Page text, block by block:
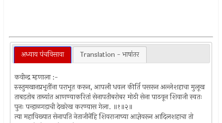
अध्याय पंचविसावा Translation - भाषांतर
कवीन्द्र म्हणाला :-
रुस्तुमखानप्रभृतींना पराभूत करून, आपली धवल कीर्ति पसरून अल्लेशहाचा मुलूख
ताबडतोब ताब्यांत आणण्याकरितां सेनापतीबरोबर मोठी सेना पाठवून शिवाजी स्वतः
पुनः पन्हाळगडाची देखरेख करण्यास गेला. ॥१॥२॥
त्या महाविख्यात सेनापति नेताजीनेंहि शिवराजाच्या आज्ञेवरून आदिलशहाचा तो